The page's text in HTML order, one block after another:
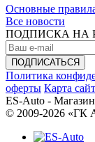
Основные
Все новости
ПОДПИСКА НА
Политика
оферты Карта
ES-Auto -
© 2009-2026 «ГК